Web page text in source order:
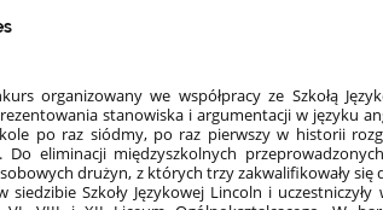
organizowany we współpracy ze Szkołą
stanowiska i argumentacji w języku
po raz siódmy, po raz pierwszy w historii
Do eliminacji międzyszkolnych
drużyn, z których trzy zakwalifikowały się
siedzibie Szkoły Językowej Lincoln i